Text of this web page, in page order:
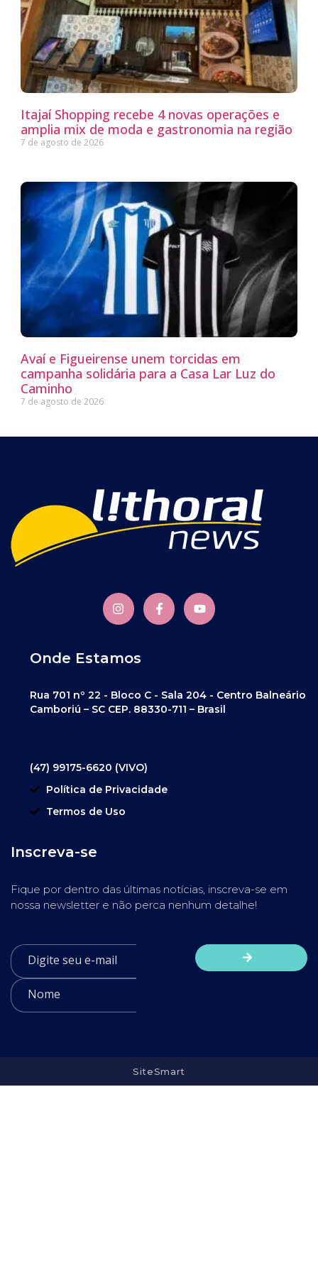
Itajaí Shopping recebe 4 novas operações e
amplia mix de moda e gastronomia na região
7 de agosto de 2026
Avaí e Figueirense unem torcidas em
campanha solidária para a Casa Lar Luz do
Caminho
7 de agosto de 2026
Onde Estamos
Rua 701 nº 22 - Bloco C - Sala 204 - Centro Balneário
Camboriú – SC CEP. 88330-711 – Brasil
(47) 99175-6620 (VIVO)
Política de Privacidade
Termos de Uso
Inscreva-se
Fique por dentro das últimas notícias, inscreva-se em
nossa newsletter e não perca nenhum detalhe!
SiteSmart